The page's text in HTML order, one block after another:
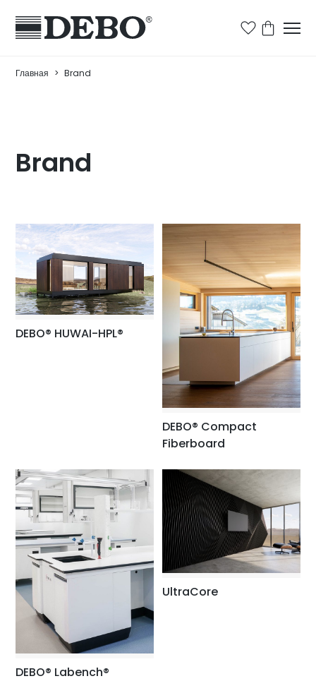
Главная > Brand
Brand
DEBO® HUWAI-HPL®
DEBO® Compact
Fiberboard
DEBO® Labench®
UltraCore